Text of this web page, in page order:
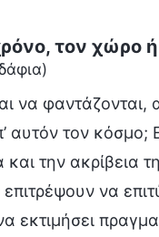
τον χώρο
να φαντάζονται,
τον κόσμο;
την ακρίβεια
να